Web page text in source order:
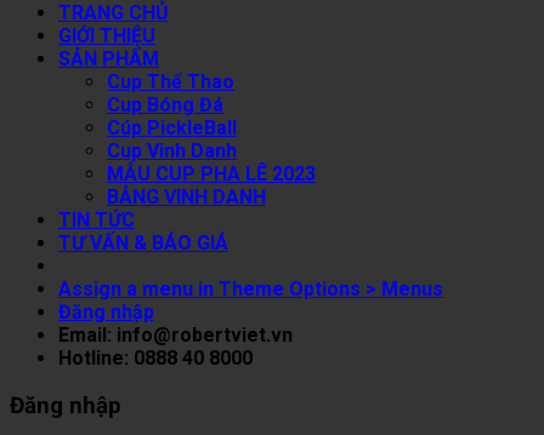
TRANG CHỦ
GIỚI THIỆU
SẢN PHẨM
Cup Thể Thao
Cup Bóng Đá
Cúp PickleBall
Cup Vinh Danh
MẪU CUP PHA LÊ 2023
BẢNG VINH DANH
TIN TỨC
TƯ VẤN & BÁO GIÁ
Assign a menu in Theme Options > Menus
Đăng nhập
Email: info@robertviet.vn
Hotline: 0888 40 8000
Đăng nhập